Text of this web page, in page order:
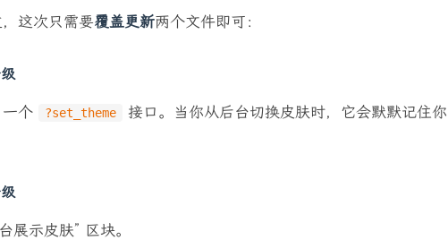
这次只需要覆盖更新两个文件即可：
个 ?set_theme
接口。当你从后台切换皮肤时，它会默默记住你
展示皮肤” 区块。